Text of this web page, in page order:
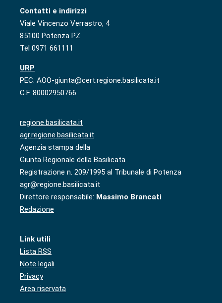
Contatti e indirizzi
Viale Vincenzo Verrastro, 4
85100 Potenza PZ
Tel 0971 661111
URP
PEC: AOO-giunta@cert.regione.basilicata.it
C.F. 80002950766
regione.basilicata.it
agr.regione.basilicata.it
Agenzia stampa della
Giunta Regionale della Basilicata
Registrazione n. 209/1995 al Tribunale di Potenza
agr@regione.basilicata.it
Direttore responsabile: Massimo Brancati
Redazione
Link utili
Lista RSS
Note legali
Privacy
Area riservata